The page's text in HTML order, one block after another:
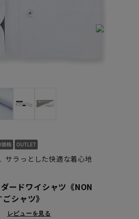
サラっとした快適な着心地
ードワイシャツ《NON
シャツ》
レビューを見る